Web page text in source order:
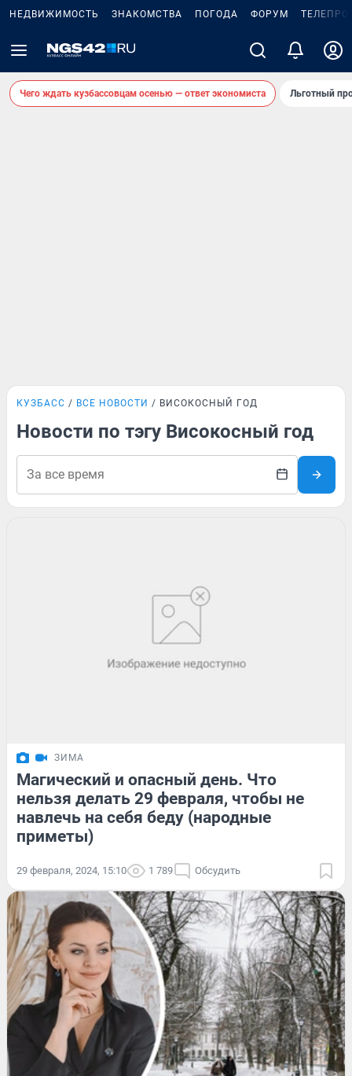
НЕДВИЖИМОСТЬ ЗНАКОМСТВА ПОГОДА ФОРУМ
Чего ждать кузбассовцам осенью — ответ экономиста Льготный
КУЗБАСС ВСЕ НОВОСТИ ВИСОКОСНЫЙ ГОД
Новости по тэгу Високосный год
ЗИМА
Магический и опасный день. Что
нельзя делать 29 февраля, чтобы не
навлечь на себя беду (народные
приметы)
29 февраля, 2024, 15:10 1 789 Обсудить